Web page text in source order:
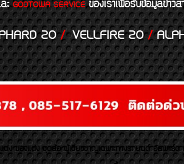
ะGODTOWA SERVICEของเราเพื่อรับข้อมูลข่าว
20/VELLFIRE 20/
ของแต่ง ชุดล้อ ผู้เชี่ยวชาญเฉพาะทางรถยนต์ อัลพาร์ด